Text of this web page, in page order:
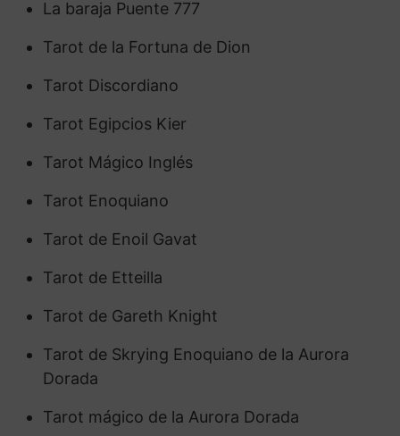
La baraja Puente 777
Tarot de la Fortuna de Dion
Tarot Discordiano
Tarot Egipcios Kier
Tarot Mágico Inglés
Tarot Enoquiano
Tarot de Enoil Gavat
Tarot de Etteilla
Tarot de Gareth Knight
Tarot de Skrying Enoquiano de la Aurora
Dorada
Tarot mágico de la Aurora Dorada